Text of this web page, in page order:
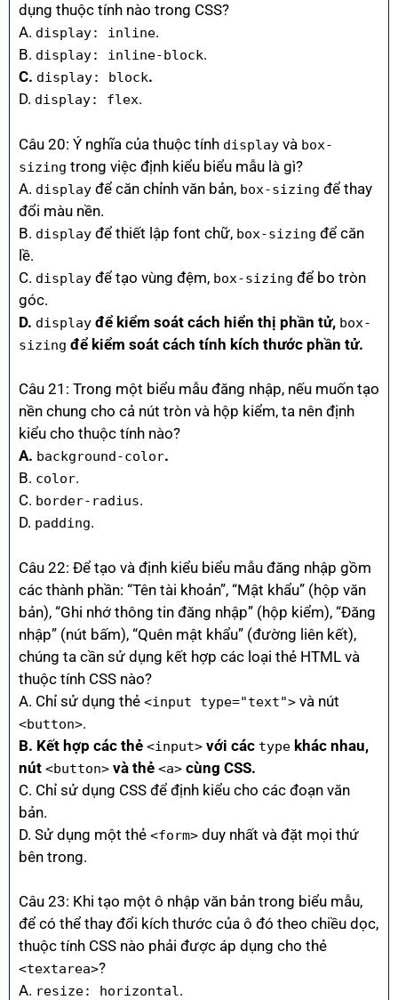
dụng thuộc tính nào trong CSS?
A. display: inline.
B. display: inline-block.
C. display: block.
D. display: flex.
Câu 20: Ý nghĩa của thuộc tính display và box-
sizing trong việc định kiểu biểu mẫu là gì?
A. display để căn chỉnh văn bản, box-sizing để thay
đổi màu nền.
B. display để thiết lập font chữ, box-sizing để căn
lề.
C. display để tạo vùng đệm, box-sizing để bo tròn
góc.
D. display để kiểm soát cách hiển thị phần tử, box-
sizing để kiểm soát cách tính kích thước phần tử.
Câu 21: Trong một biểu mẫu đăng nhập, nếu muốn tạo
nền chung cho cả nút tròn và hộp kiểm, ta nên định
kiểu cho thuộc tính nào?
A. background-color.
B. color.
C. border-radius.
D. padding.
Câu 22: Để tạo và định kiểu biểu mẫu đăng nhập gồm
các thành phần: “Tên tài khoản”, “Mật khẩu” (hộp văn
bản), “Ghi nhớ thông tin đăng nhập” (hộp kiểm), “Đăng
nhập” (nút bấm), “Quên mật khẩu” (đường liên kết),
chúng ta cần sử dụng kết hợp các loại thẻ HTML và
thuộc tính CSS nào?
A. Chỉ sử dụng thẻ <input type="text"> và nút
<button>.
B. Kết hợp các thẻ <input> với các type khác nhau,
nút <button> và thẻ <a> cùng CSS.
C. Chỉ sử dụng CSS để định kiểu cho các đoạn văn
bản.
D. Sử dụng một thẻ <form> duy nhất và đặt mọi thứ
bên trong.
Câu 23: Khi tạo một ô nhập văn bản trong biểu mẫu,
để có thể thay đổi kích thước của ô đó theo chiều dọc,
thuộc tính CSS nào phải được áp dụng cho thẻ
<textarea>?
A. resize: horizontal.